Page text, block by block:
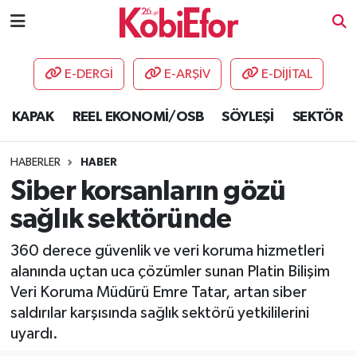
E-DERGİ E-ARŞİV E-DİJİTAL
KAPAK REEL EKONOMİ/OSB SÖYLEŞİ SEKTÖR
HABERLER HABER
Siber korsanların gözü
sağlık sektöründe
360 derece güvenlik ve veri koruma hizmetleri
alanında uçtan uca çözümler sunan Platin Bilişim
Veri Koruma Müdürü Emre Tatar, artan siber
saldırılar karşısında sağlık sektörü yetkililerini
uyardı.
AKADEMİ
DESTEK-TEŞVİK
ETKİNLİK
GÜNCEL
HABERLER
KAPAK